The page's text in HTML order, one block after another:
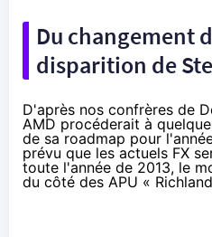
Du changement
disparition de
D'après nos confrères de
AMD procéderait à
de sa roadmap pour
prévu que les actuels FX
toute l'année de 2013, le
du côté des APU «